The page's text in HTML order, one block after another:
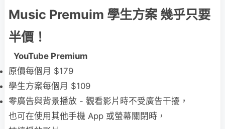
Music Premuim 學生方案 幾乎只要
半價！
YouTube Premium
原價每個月 $179
學生方案每個月 $109
零⁠廣⁠告⁠與⁠背⁠景⁠播⁠放 - 觀⁠看⁠影⁠片⁠時⁠不⁠受⁠廣⁠告⁠干⁠擾⁠，
也⁠可⁠在⁠使⁠用⁠其⁠他⁠手⁠機⁠ App ⁠或⁠螢⁠幕⁠關⁠閉⁠時⁠，